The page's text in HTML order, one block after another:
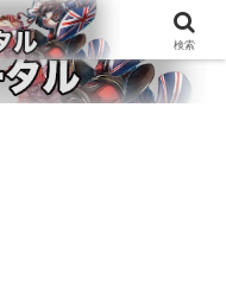
検索